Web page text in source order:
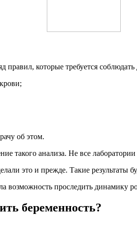
которые требуется соблюдать
об этом.
такого анализа. Не все
это и прежде. Такие результаты
возможность проследить динамику
беременность?